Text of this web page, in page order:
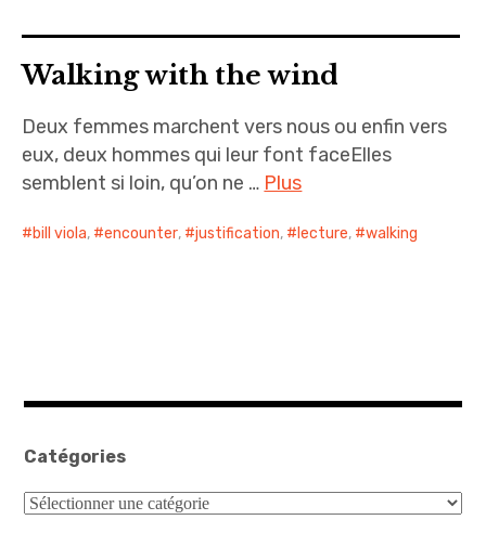
sites & blogs
poésie & cie
workshops & ateliers
Walking with the wind
Deux femmes marchent vers nous ou enfin vers
eux, deux hommes qui leur font faceElles
semblent si loin, qu’on ne … Plus
bill viola, encounter, justification, lecture, walking
Catégories
Catégories